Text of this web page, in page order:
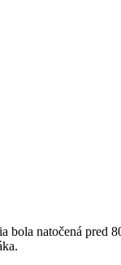
bola natočená pred